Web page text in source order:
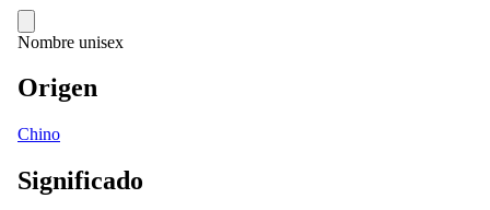
Nombre unisex
Origen
Chino
Significado